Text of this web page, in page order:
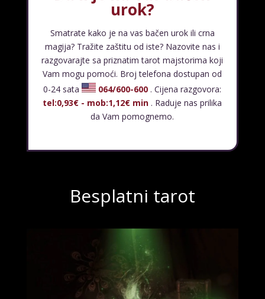
urok?
Smatrate kako je na vas bačen urok ili crna
magija? Tražite zaštitu od iste? Nazovite nas i
razgovarajte sa priznatim tarot majstorima koji
Vam mogu pomoći. Broj telefona dostupan od
0-24 sata
064/600-600 . Cijena razgovora:
tel:0,93€ - mob:1,12€ min . Raduje nas prilika
da Vam pomognemo.
Besplatni tarot